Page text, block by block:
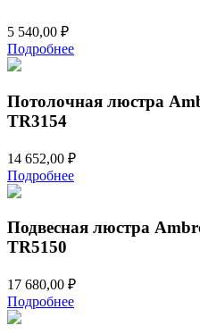
5 540,00 ₽
Подробнее
Потолочная люстра
TR3154
14 652,00 ₽
Подробнее
Подвесная люстра
TR5150
17 680,00 ₽
Подробнее